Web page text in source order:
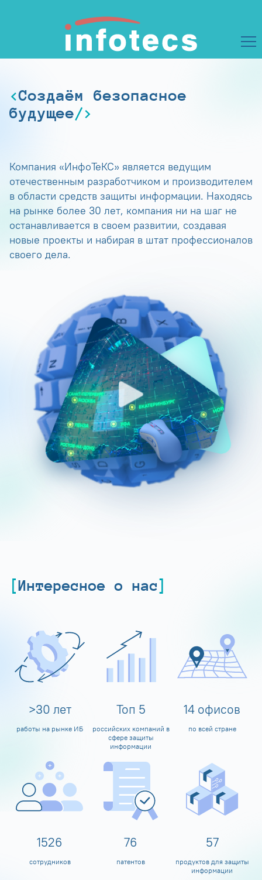
Создаём безопасное
будущее
Компания «ИнфоТеКС» является ведущим
отечественным разработчиком и производителем
в области средств защиты информации. Находясь
на рынке более 30 лет, компания ни на шаг не
останавливается в своем развитии, создавая
новые проекты и набирая в штат профессионалов
своего дела.
Интересное о нас
>30 лет
работы на рынке ИБ
Топ 5
российских компаний в
сфере защиты
информации
14 офисов
по всей стране
1600
сотрудников
80
патентов
60
продуктов для защиты
информации